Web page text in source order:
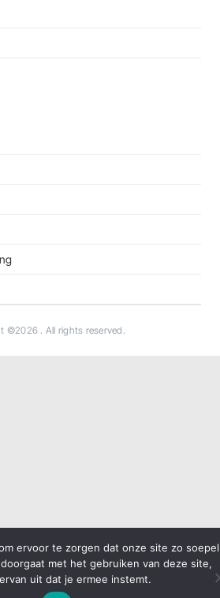
©2026 . All rights reserved.
ervoor te zorgen dat onze site zo soepel
met het gebruiken van deze site,
uit dat je ermee instemt.